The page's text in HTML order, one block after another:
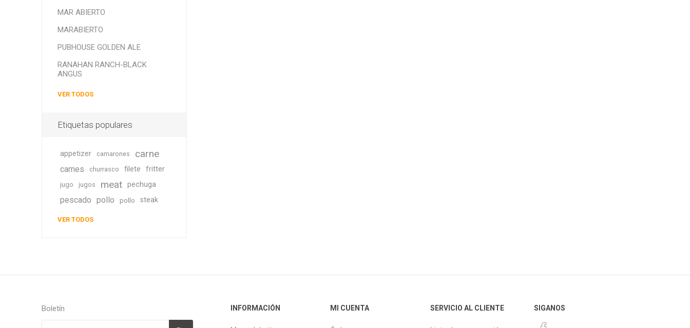
MAR ABIERTO
MARABIERTO
PUBHOUSE GOLDEN ALE
RANAHAN RANCH-BLACK
ANGUS
VER TODOS
Etiquetas populares
appetizer camarones carne
carnes churrasco filete fritter
jugo jugos meat pechuga
pescado pollo pollo steak
VER TODOS
Boletín INFORMACIÓN MI CUENTA SERVICIO AL CLIENTE SIGANOS